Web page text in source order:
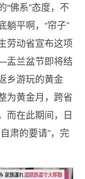
佛系”态度，不
平啊，“帘子”
劳动省宣布这项
兰盆节即将结
乡游玩的黄金
为黄金月，跨省
而在此期间，日
肃的要请”，完